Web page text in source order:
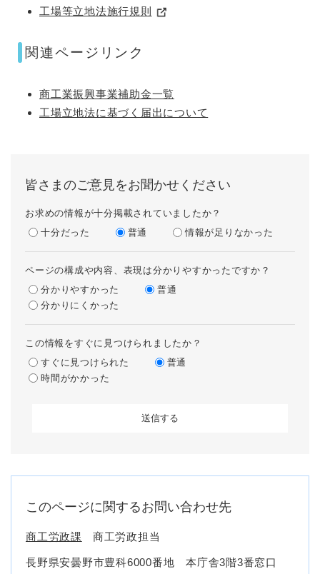
工場等立地法施行規則
関連ページリンク
商工業振興事業補助金一覧
工場立地法に基づく届出について
皆さまのご意見をお聞かせください
お求めの情報が十分掲載されていましたか？
十分だった
普通 情報が足りなかった
ページの構成や内容、表現は分かりやすかったですか？
分かりやすかった
普通
分かりにくかった
この情報をすぐに見つけられましたか？
すぐに見つけられた
普通
時間がかかった
このページに関するお問い合わせ先
商工労政課 商工労政担当
長野県安曇野市豊科6000番地 本庁舎3階3番窓口